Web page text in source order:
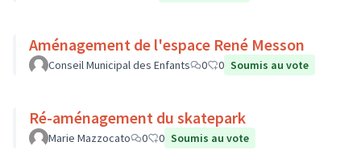
Aménagement de l'espace René Messon
Conseil Municipal des Enfants 0 0 Soumis au vote
Ré-aménagement du skatepark
Marie Mazzocato 0 0 Soumis au vote